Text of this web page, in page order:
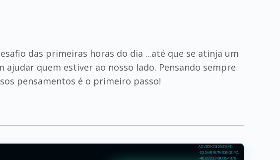
das primeiras horas do dia ...até que se atinja um
quem estiver ao nosso lado. Pensando sempre
pensamentos é o primeiro passo!